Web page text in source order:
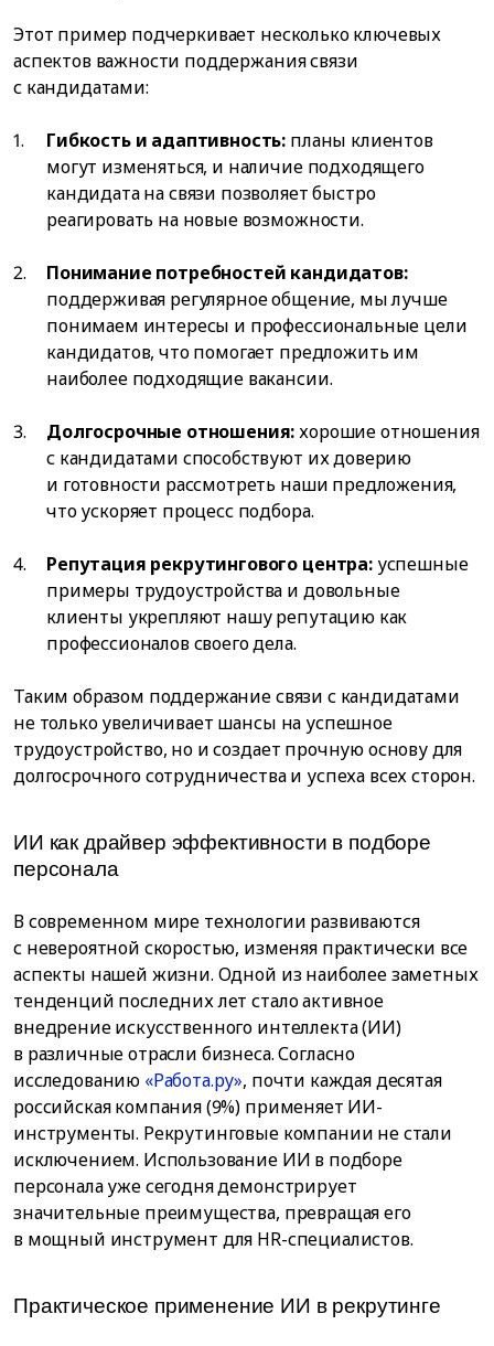
Этот пример подчеркивает несколько ключевых
аспектов важности поддержания связи
с кандидатами:
Гибкость и адаптивность: планы клиентов
могут изменяться, и наличие подходящего
кандидата на связи позволяет быстро
реагировать на новые возможности.
Понимание потребностей кандидатов:
поддерживая регулярное общение, мы лучше
понимаем интересы и профессиональные цели
кандидатов, что помогает предложить им
наиболее подходящие вакансии.
Долгосрочные отношения:хорошие отношения
с кандидатами способствуют их доверию
и готовности рассмотреть наши предложения,
что ускоряет процесс подбора.
Репутация рекрутингового центра:успешные
примеры трудоустройства и довольные
клиенты укрепляют нашу репутацию как
профессионалов своего дела.
Таким образом поддержание связи с кандидатами
не только увеличивает шансы на успешное
трудоустройство, но и создает прочную основу для
долгосрочного сотрудничества и успеха всех сторон.
ИИ как драйвер эффективности в подборе
персонала
В современном мире технологии развиваются
с невероятной скоростью, изменяя практически все
аспекты нашей жизни. Одной из наиболее заметных
тенденций последних лет стало активное
внедрение искусственного интеллекта (ИИ)
в различные отрасли бизнеса. Согласно
исследованию «Работа.ру», почти каждая десятая
российская компания (9%) применяет ИИ-
инструменты. Рекрутинговые компании не стали
исключением. Использование ИИ в подборе
персонала уже сегодня демонстрирует
значительные преимущества, превращая его
в мощный инструмент для HR-специалистов.
Практическое применение ИИ в рекрутинге